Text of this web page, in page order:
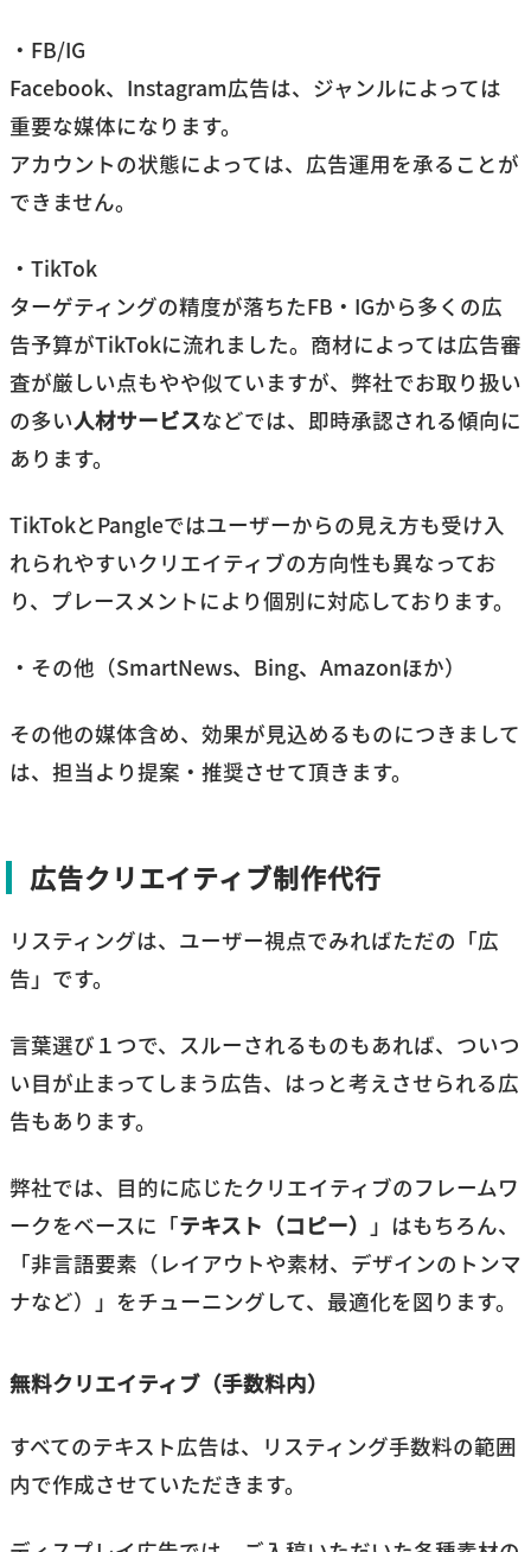
・FB/IG
Facebook、Instagram広告は、ジャンルによっては
重要な媒体になります。
アカウントの状態によっては、広告運用を承ることが
できません。
・TikTok
ターゲティングの精度が落ちたFB・IGから多くの広
告予算がTikTokに流れました。商材によっては広告審
査が厳しい点もやや似ていますが、弊社でお取り扱い
の多い人材サービスなどでは、即時承認される傾向に
あります。
TikTokとPangleではユーザーからの見え方も受け入
れられやすいクリエイティブの方向性も異なってお
り、プレースメントにより個別に対応しております。
・その他（SmartNews、Bing、Amazonほか）
その他の媒体含め、効果が見込めるものにつきまして
は、担当より提案・推奨させて頂きます。
広告クリエイティブ制作代行
リスティングは、ユーザー視点でみればただの「広
告」です。
言葉選び１つで、スルーされるものもあれば、ついつ
い目が止まってしまう広告、はっと考えさせられる広
告もあります。
弊社では、目的に応じたクリエイティブのフレームワ
ークをベースに「テキスト（コピー） 」はもちろん、
「非言語要素（レイアウトや素材、デザインのトンマ
ナなど）」をチューニングして、最適化を図ります。
無料クリエイティブ（手数料内）
すべてのテキスト広告は、リスティング手数料の範囲
内で作成させていただきます。